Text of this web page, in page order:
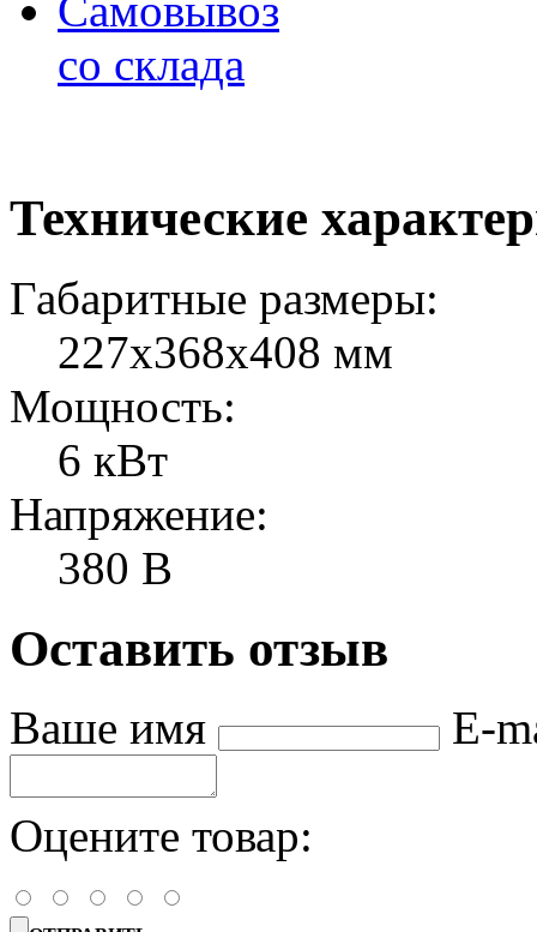
со склада
Технические
Габаритные размеры:
227х368х408 мм
Мощность:
6 кВт
Напряжение:
380 В
Оставить отзыв
Ваше имя E-
Оцените товар: